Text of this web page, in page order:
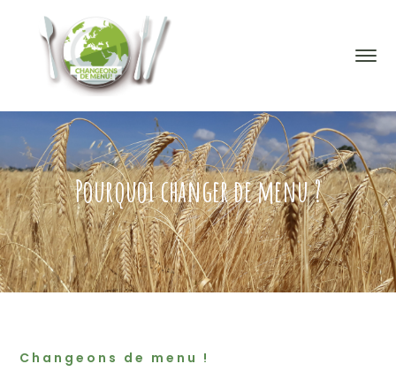
Pourquoi changer de menu ?
Changeons de menu !